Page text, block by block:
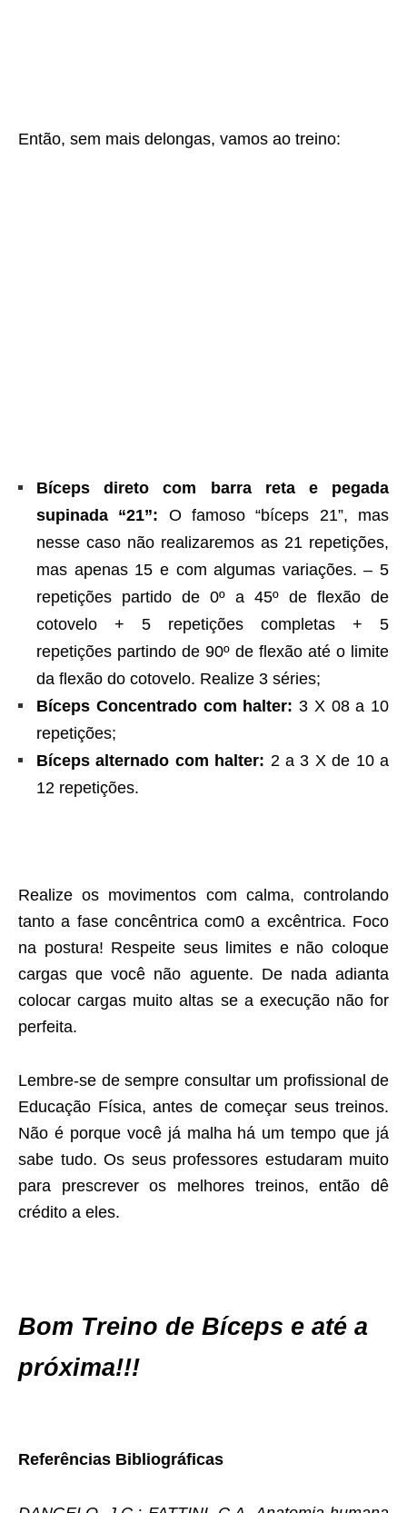
Então, sem mais delongas, vamos ao treino:
Bíceps direto com barra reta e pegada
supinada “21”: O famoso “bíceps 21”, mas
nesse caso não realizaremos as 21 repetições,
mas apenas 15 e com algumas variações. – 5
repetições partido de 0º a 45º de flexão de
cotovelo + 5 repetições completas + 5
repetições partindo de 90º de flexão até o limite
da flexão do cotovelo. Realize 3 séries;
Bíceps Concentrado com halter: 3 X 08 a 10
repetições;
Bíceps alternado com halter: 2 a 3 X de 10 a
12 repetições.
Realize os movimentos com calma, controlando
tanto a fase concêntrica com0 a excêntrica. Foco
na postura! Respeite seus limites e não coloque
cargas que você não aguente. De nada adianta
colocar cargas muito altas se a execução não for
perfeita.
Lembre-se de sempre consultar um profissional de
Educação Física, antes de começar seus treinos.
Não é porque você já malha há um tempo que já
sabe tudo. Os seus professores estudaram muito
para prescrever os melhores treinos, então dê
crédito a eles.
Bom Treino de Bíceps e até a
próxima!!!
Referências Bibliográficas